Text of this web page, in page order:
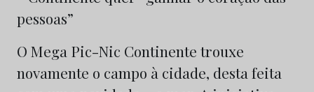
O Mega Pic-Nic Continente trouxe
novamente o campo à cidade, desta feita